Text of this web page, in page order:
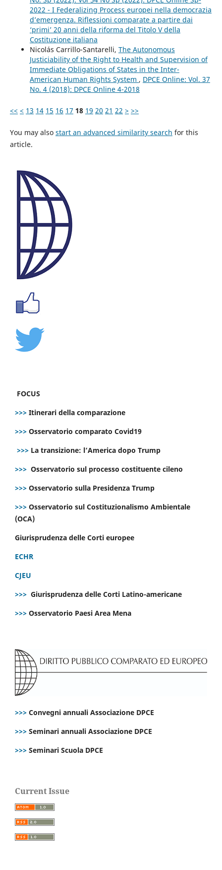
2022 - I Federalizing Process europei nella democrazia
d’emergenza. Riflessioni comparate a partire dai
‘primi’ 20 anni della riforma del Titolo V della
Costituzione italiana
Nicolás Carrillo-Santarelli, The Autonomous
Justiciability of the Right to Health and Supervision of
Immediate Obligations of States in the Inter-
American Human Rights System , DPCE Online: Vol. 37
No. 4 (2018): DPCE Online 4-2018
<< < 13 14 15 16 17 18 19 20 21 22 > >>
You may also start an advanced similarity search for this
article.
FOCUS
>>> Itinerari della comparazione
>>> Osservatorio comparato Covid19
>>> La transizione: l’America dopo Trump
>>> Osservatorio sul processo costituente cileno
>>> Osservatorio sulla Presidenza Trump
>>> Osservatorio sul Costituzionalismo Ambientale
(OCA)
Giurisprudenza delle Corti europee
ECHR
CJEU
>>> Giurisprudenza delle Corti Latino-americane
>>> Osservatorio Paesi Area Mena
>>> Convegni annuali Associazione DPCE
>>> Seminari annuali Associazione DPCE
>>> Seminari Scuola DPCE
Current Issue